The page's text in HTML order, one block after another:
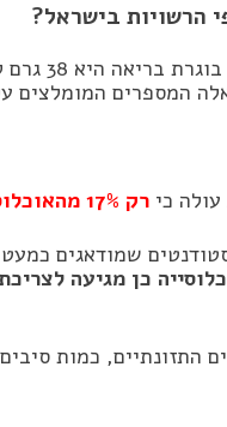
הרשויות בישראל?
המספרים המומלצים
כי רק 17% מהאוכלוסייה
שמודאגים
התזונתיים, כמות